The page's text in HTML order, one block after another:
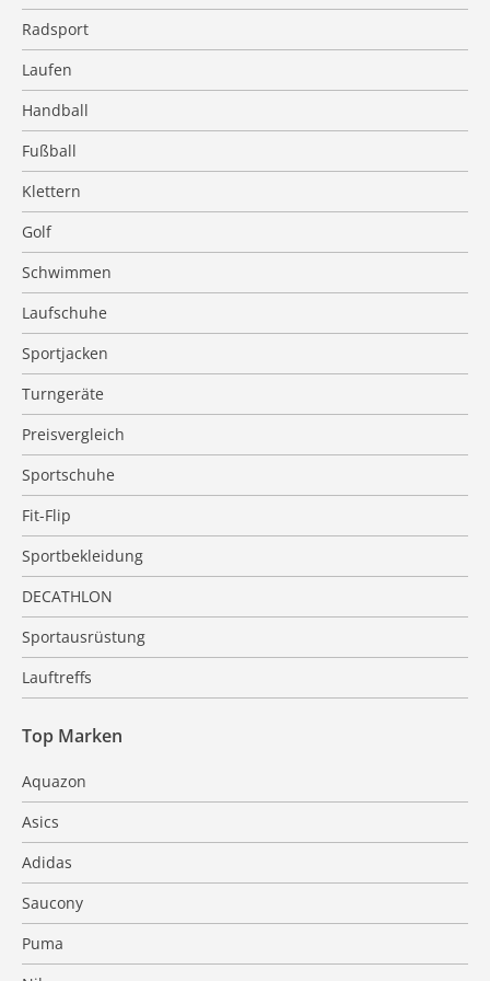
Radsport
Laufen
Handball
Fußball
Klettern
Golf
Schwimmen
Laufschuhe
Sportjacken
Turngeräte
Preisvergleich
Sportschuhe
Fit-Flip
Sportbekleidung
DECATHLON
Sportausrüstung
Lauftreffs
Top Marken
Aquazon
Asics
Adidas
Saucony
Puma